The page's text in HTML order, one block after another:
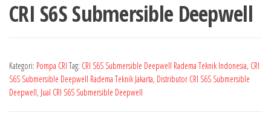
CRI S6S Submersible Deepwell
Kategori: Pompa CRI Tag: CRI S6S Submersible Deepwell Radema Teknik Indonesia, CRI
S6S Submersible Deepwell Radema Teknik Jakarta, Distributor CRI S6S Submersible
Deepwell, Jual CRI S6S Submersible Deepwell